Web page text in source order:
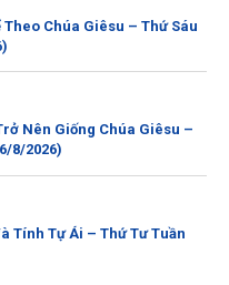
Chúa Giêsu – Thứ Sáu
Nên Giống Chúa Giêsu –
8/2026)
Tính Tự Ái – Thứ Tư Tuần